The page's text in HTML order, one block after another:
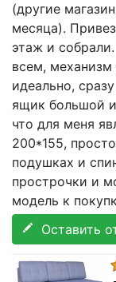
(другие
месяца).
этаж и
всем, механизм
идеально,
ящик большой
что для меня
200*155,
подушках и
прострочки и
модель к
Оставить